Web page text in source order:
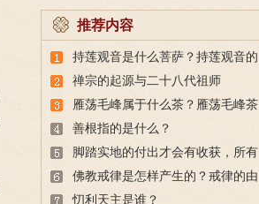
推荐内容
持莲观音是什么菩萨？持莲观音的
故事
禅宗的起源与二十八代祖师
雁荡毛峰属于什么茶？雁荡毛峰茶
的特点与由来
善根指的是什么？
脚踏实地的付出才会有收获，所有
的付出都不会白费
佛教戒律是怎样产生的？戒律的由
来
忉利天主是谁？